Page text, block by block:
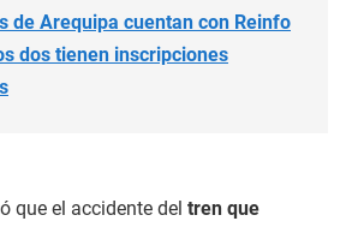
de Arequipa cuentan con Reinfo
dos tienen inscripciones
que el accidente del tren que